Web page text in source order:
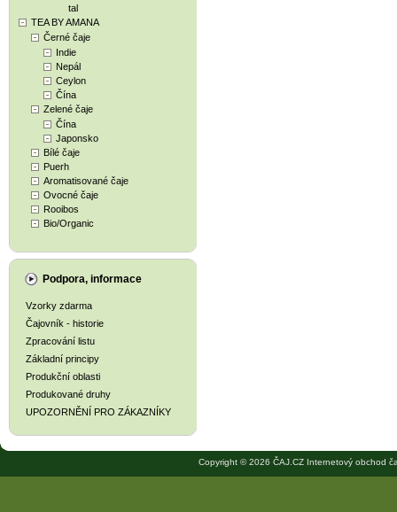
tal
TEA BY AMANA
Černé čaje
Indie
Nepál
Ceylon
Čína
Zelené čaje
Čína
Japonsko
Bílé čaje
Puerh
Aromatisované čaje
Ovocné čaje
Rooibos
Bio/Organic
Podpora, informace
Vzorky zdarma
Čajovník - historie
Zpracování listu
Základní principy
Produkční oblasti
Produkované druhy
UPOZORNĚNÍ PRO ZÁKAZNÍKY
Copyright © 2026 ČAJ.CZ Internetový obchod